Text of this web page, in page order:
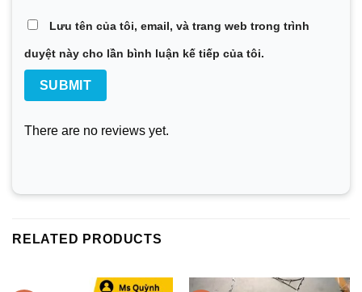
Hàng hải và Vận tải
Khai thác mỏ, khoáng sản và bột màu
Chất bán dẫn và Điện tử
Thép không gỉ (SUS304, SUS316L)
Niken, hợp kim Niken
Lưu tên của tôi, email, và trang web trong trình
duyệt này cho lần bình luận kế tiếp của tôi.
There are no reviews yet.
RELATED PRODUCTS